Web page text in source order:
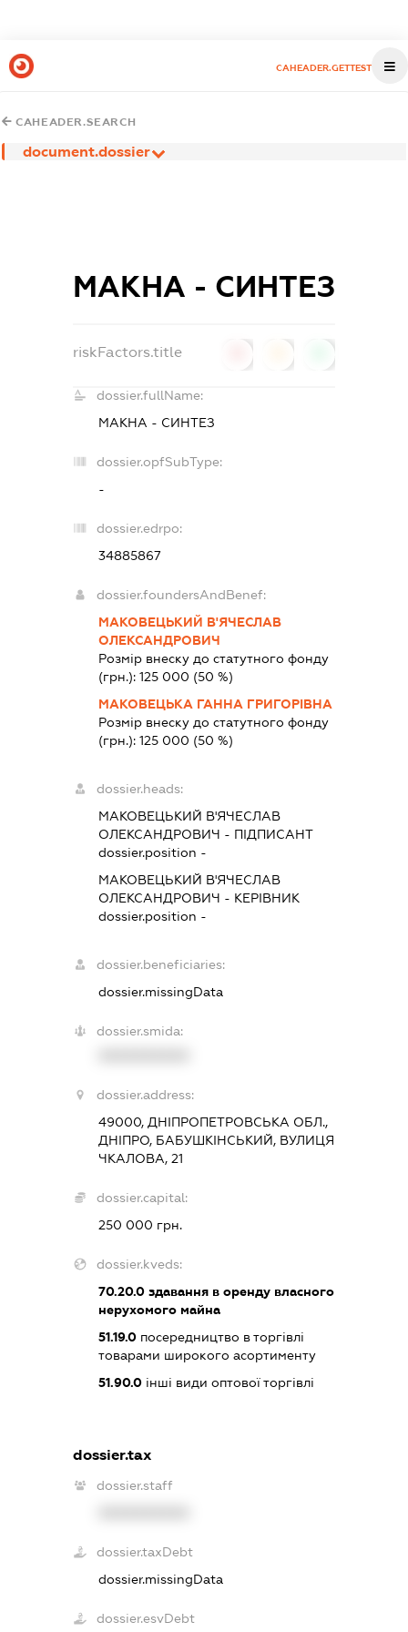
CAHEADER.GETTEST
CAHEADER.SEARCH
document.dossier
МАКНА - СИНТЕЗ
riskFactors.title
dossier.fullName:
МАКНА - СИНТЕЗ
dossier.opfSubType:
-
dossier.edrpo:
34885867
dossier.foundersAndBenef:
МАКОВЕЦЬКИЙ В'ЯЧЕСЛАВ
ОЛЕКСАНДРОВИЧ
Розмір внеску до статутного фонду
(грн.): 125 000 (50 %)
МАКОВЕЦЬКА ГАННА ГРИГОРІВНА
Розмір внеску до статутного фонду
(грн.): 125 000 (50 %)
dossier.heads:
МАКОВЕЦЬКИЙ В'ЯЧЕСЛАВ
ОЛЕКСАНДРОВИЧ - ПІДПИСАНТ
dossier.position -
МАКОВЕЦЬКИЙ В'ЯЧЕСЛАВ
ОЛЕКСАНДРОВИЧ - КЕРІВНИК
dossier.position -
dossier.beneficiaries:
dossier.missingData
dossier.smida:
dossier.address:
49000, ДНІПРОПЕТРОВСЬКА ОБЛ.,
ДНІПРО, БАБУШКІНСЬКИЙ, ВУЛИЦЯ
ЧКАЛОВА, 21
dossier.capital:
250 000 грн.
dossier.kveds:
70.20.0здавання в оренду власного
нерухомого майна
51.19.0посередництво в торгівлі
товарами широкого асортименту
51.90.0інші види оптової торгівлі
dossier.tax
dossier.staff
dossier.taxDebt
dossier.missingData
dossier.esvDebt